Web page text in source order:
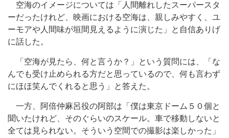
空海のイメージについては「人間離れしたスーパースタ
ーだったけれど、映画における空海は、親しみやすく、ユ
ーモアや人間味が垣間見えるように演じた」と自信ありげ
に話した。
「空海が見たら、何と言うか？」という質問には、「な
んでも受け止められる方だと思っているので、何も言わず
にほほ笑んでくれると思う」と答えた。
一方、阿倍仲麻呂役の阿部は「僕は東京ドーム５０個と
聞いたけれど、そのぐらいのスケール。車で移動しないと
全ては見られない。そういう空間での撮影は楽しかった」